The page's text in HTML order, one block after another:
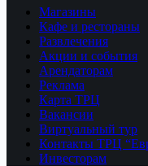
Магазины
Кафе и рестораны
Развлечения
Акции и события
Арендаторам
Реклама
Карта ТРЦ
Вакансии
Виртуальный тур
Контакты ТРЦ
Инвесторам